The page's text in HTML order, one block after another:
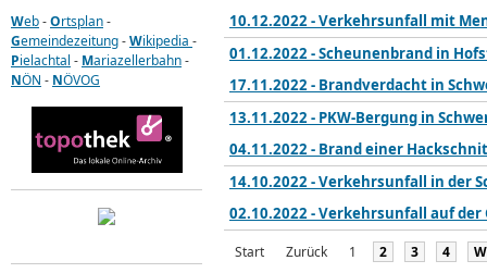
10.12.2022 - Verkehrsunfall mit
01.12.2022 - Scheunenbrand in
17.11.2022 - Brandverdacht in
13.11.2022 - PKW-Bergung in
04.11.2022 - Brand einer
14.10.2022 - Verkehrsunfall in der
02.10.2022 - Verkehrsunfall auf der
Start Zurück 1 2 3 4
Web-Ortsplan-
Gemeindezeitung-Wikipedia -
Pielachtal - Mariazellerbahn-
NÖN - NÖVOG